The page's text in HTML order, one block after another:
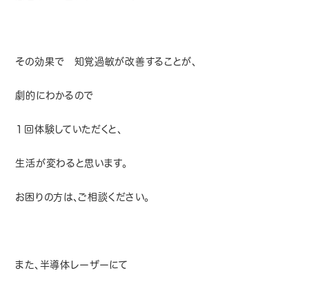
その効果で 知覚過敏が改善することが、
劇的にわかるので
１回体験していただくと、
生活が変わると思います。
お困りの方は、ご相談ください。
また、半導体レーザーにて